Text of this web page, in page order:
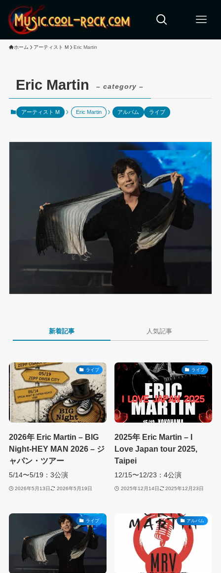
ホーム アーティスト M Eric Martin
Eric Martin – category –
アーティスト M Eric Martin アルバム ライブ
新着記事 人気記事
ライブ
2026年 Eric Martin – BIG
Night-HEY MAN 2026 – ジ
ャパン・ツアー
5/14〜5/19：3公演
2026年5月13日 2026年5月19日
ライブ
2025年 Eric Martin – I
Love Japan tour 2025,
Taipei
12/15〜12/23：4公演
2025年12月14日 2025年12月23日
ライブ アルバム